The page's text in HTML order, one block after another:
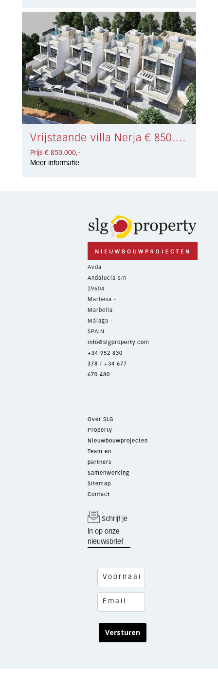
Vrijstaande villa Nerja € 850.000,-
Prijs € 850.000,-
Meer informatie
Avda
Andalucía s/n
29604
Marbesa -
Marbella
Málaga -
SPAIN
info@slgproperty.com
+34 952 830
378 / +34 677
670 480
Over SLG
Property
Nieuwbouwprojecten
Team en
partners
Samenwerking
Sitemap
Contact
Schrijf je
in op onze
nieuwsbrief
Versturen